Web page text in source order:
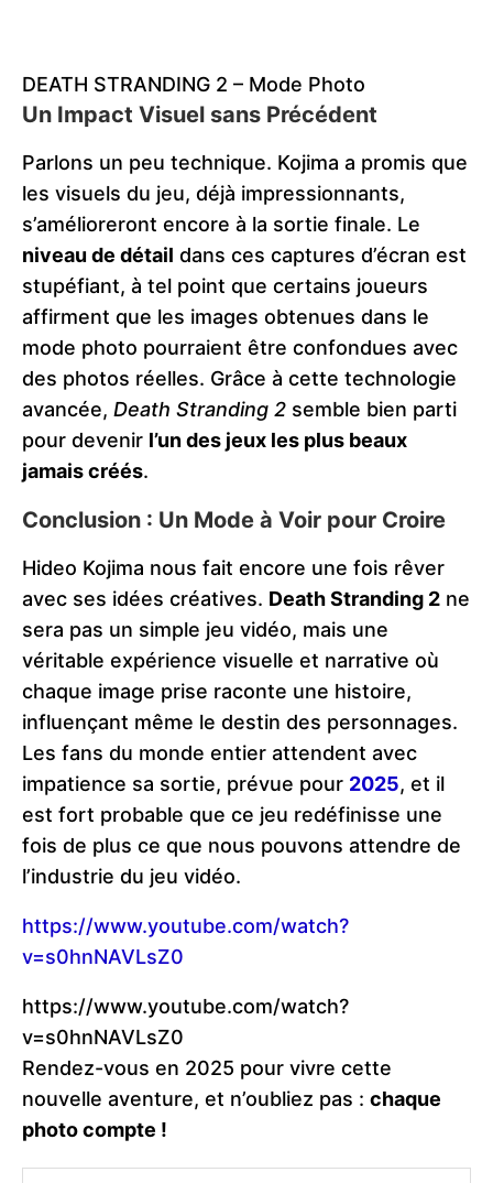
DEATH STRANDING 2 – Mode Photo
Un Impact Visuel sans Précédent
Parlons un peu technique. Kojima a promis que
les visuels du jeu, déjà impressionnants,
s’amélioreront encore à la sortie finale. Le
niveau de détail dans ces captures d’écran est
stupéfiant, à tel point que certains joueurs
affirment que les images obtenues dans le
mode photo pourraient être confondues avec
des photos réelles. Grâce à cette technologie
avancée, Death Stranding 2 semble bien parti
pour devenir l’un des jeux les plus beaux
jamais créés​.
Conclusion : Un Mode à Voir pour Croire
Hideo Kojima nous fait encore une fois rêver
avec ses idées créatives. Death Stranding 2 ne
sera pas un simple jeu vidéo, mais une
véritable expérience visuelle et narrative où
chaque image prise raconte une histoire,
influençant même le destin des personnages.
Les fans du monde entier attendent avec
impatience sa sortie, prévue pour 2025, et il
est fort probable que ce jeu redéfinisse une
fois de plus ce que nous pouvons attendre de
l’industrie du jeu vidéo.
https://www.youtube.com/watch?
v=s0hnNAVLsZ0
https://www.youtube.com/watch?
v=s0hnNAVLsZ0
Rendez-vous en 2025 pour vivre cette
nouvelle aventure, et n’oubliez pas : chaque
photo compte !